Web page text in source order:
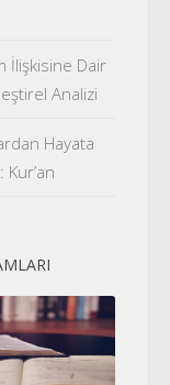
İlişkisine Dair
Analizi
Hayata